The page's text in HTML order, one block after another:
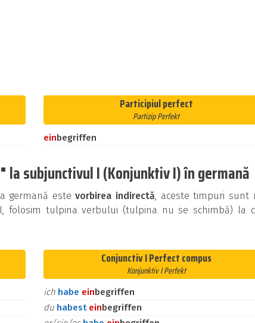
Participiul perfect
Partizip Perfekt
einbegriffen
subjunctivul I (Konjunktiv I) în germană
germană estevorbirea indirectă, aceste timpuri sunt
folosim tulpina verbului (tulpina nu se schimbă) la
Conjunctiv I Perfect compus
Konjunktiv I Perfekt
ich habe einbegriffen
du habest einbegriffen